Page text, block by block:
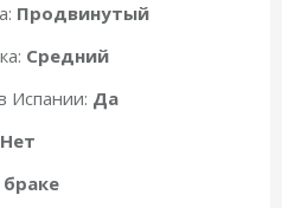
Продвинутый
Средний
Испании: Да
Нет
браке